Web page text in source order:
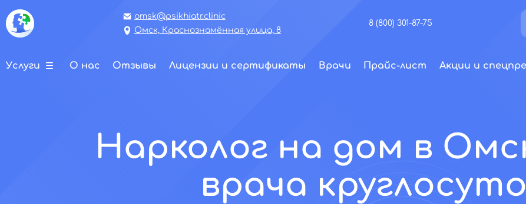
omsk@psikhiatr.clinic
Омск, Краснознамённая улица, 8
8 (800) 301-87-75
Услуги О нас Отзывы Лицензии и сертификаты Врачи Прайс-лист Акции и
Нарколог на дом в
врача